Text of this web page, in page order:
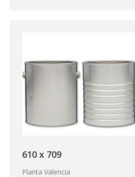
610 x 709
Planta Valencia